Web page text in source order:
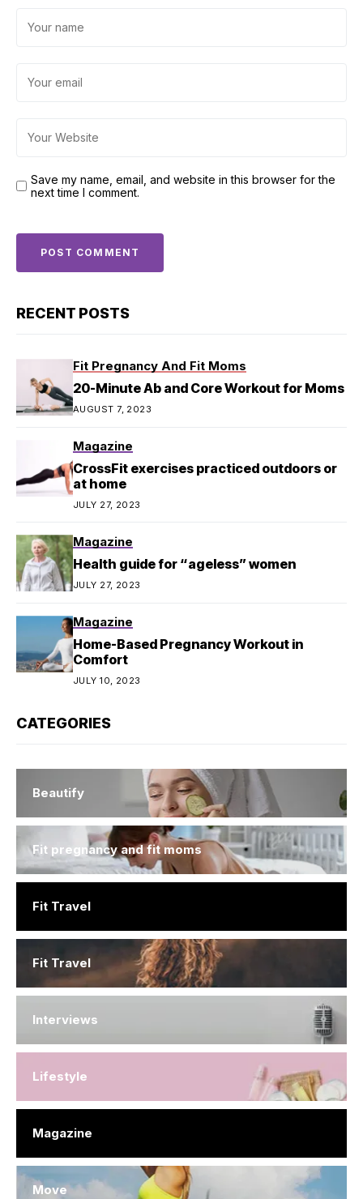
Save my name, email, and website in this browser for the
next time I comment.
RECENT POSTS
Fit Pregnancy And Fit Moms
20-Minute Ab and Core Workout for Moms
AUGUST 7, 2023
Magazine
CrossFit exercises practiced outdoors or
at home
JULY 27, 2023
Magazine
Health guide for “ageless” women
JULY 27, 2023
Magazine
Home-Based Pregnancy Workout in
Comfort
JULY 10, 2023
CATEGORIES
Beautify
Fit pregnancy and fit moms
Fit Travel
Fit Travel
Interviews
Lifestyle
Magazine
Move